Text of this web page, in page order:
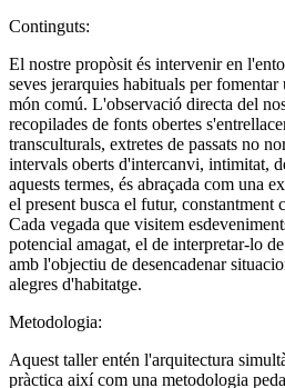
Continguts:
El nostre propòsit és intervenir en
seves jerarquies habituals per
món comú. L'observació directa del
recopilades de fonts obertes
transculturals, extretes de passats no
intervals oberts d'intercanvi, intimitat,
aquests termes, és abraçada com una
el present busca el futur, constantment
Cada vegada que visitem
potencial amagat, el de interpretar-lo
amb l'objectiu de desencadenar
alegres d'habitatge.
Metodologia:
Aquest taller entén l'arquitectura
pràctica així com una metodologia